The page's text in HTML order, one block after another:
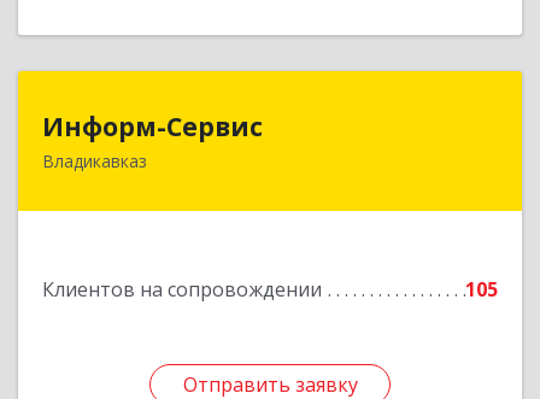
Информ-Сервис
Владикавказ
Клиентов на сопровождении 105
Отправить заявку
362020, Северная Осетия - Алания Респ,
Отправить заявку